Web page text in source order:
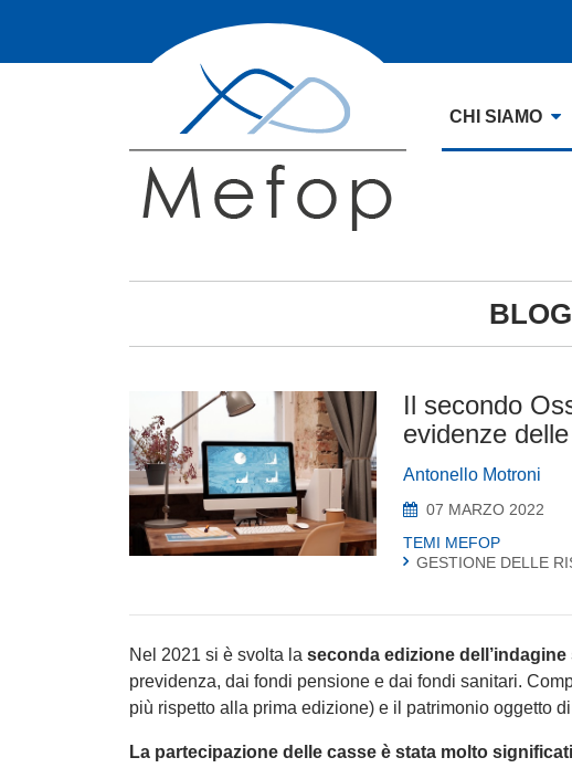
CHI SIAMO
Il secondo
evidenze
Antonello Motroni
07 MARZO 2022
TEMI MEFOP
GESTIONE DELLE
Nel 2021 si è svolta la seconda edizione
previdenza, dai fondi pensione e dai fondi sanitari.
più rispetto alla prima edizione) e il patrimonio oggetto
La partecipazione delle casse è stata molto